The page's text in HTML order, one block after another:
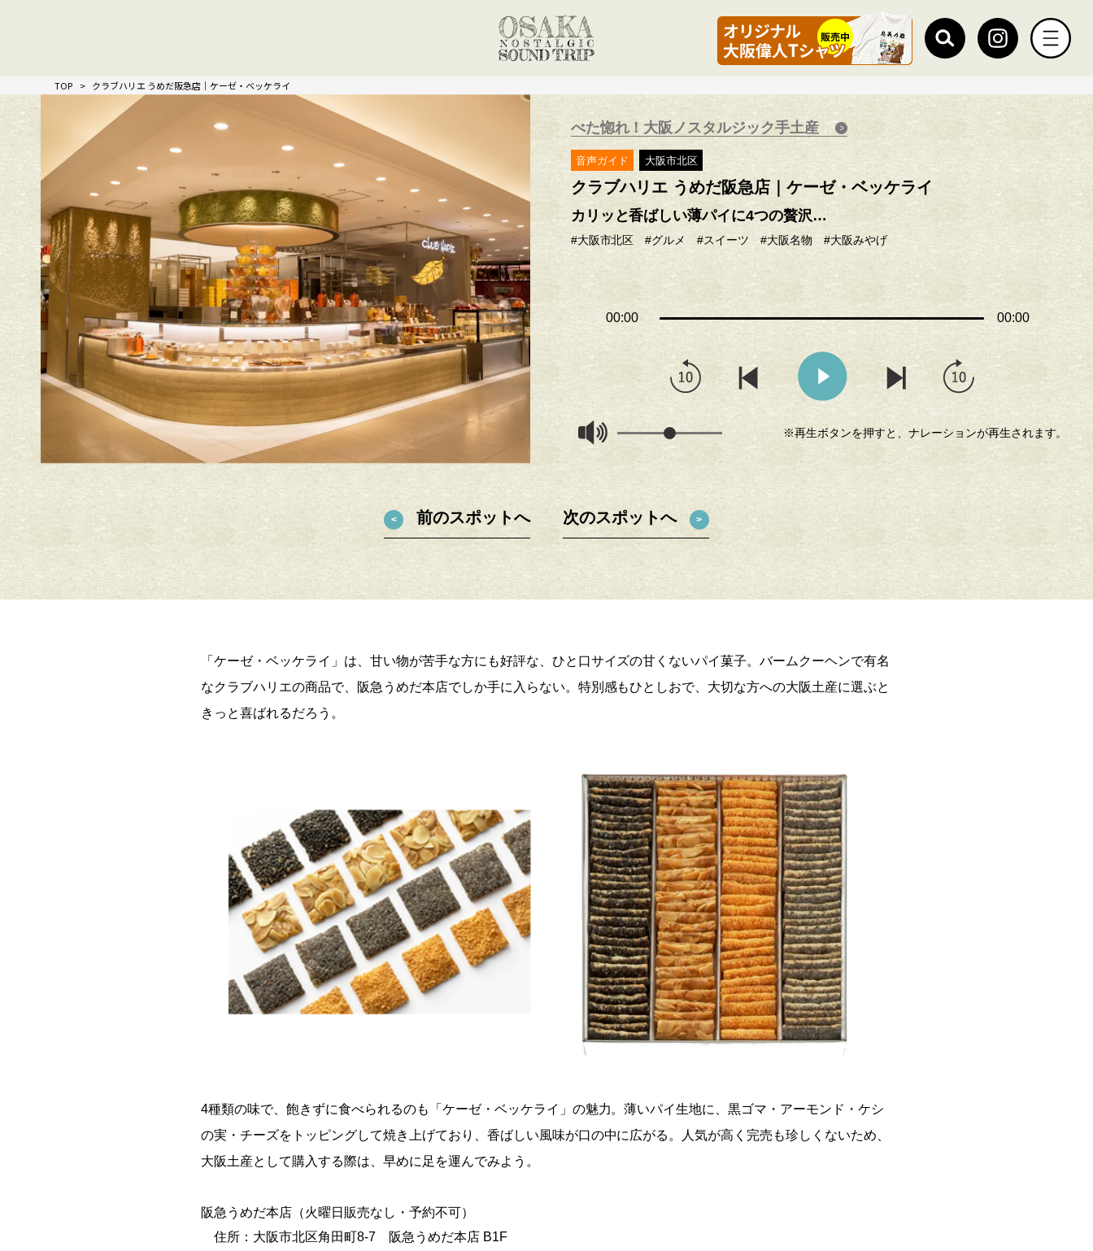
TOP クラブハリエ うめだ阪急店｜ケーゼ・ベッケライ
べた惚れ！大阪ノスタルジック手土産
音声ガイド 大阪市北区
クラブハリエ うめだ阪急店｜ケーゼ・ベッケライ
カリッと香ばしい薄パイに4つの贅沢…
#大阪市北区 #グルメ #スイーツ #大阪名物 #大阪みやげ
00:00 00:00
※再生ボタンを押すと、ナレーションが再生されます。
前のスポットへ 次のスポットへ
「ケーゼ・ベッケライ」は、甘い物が苦手な方にも好評な、ひと口サイズの甘くないパイ菓子。バームクーヘンで有名
なクラブハリエの商品で、阪急うめだ本店でしか手に入らない。特別感もひとしおで、大切な方への大阪土産に選ぶと
きっと喜ばれるだろう。
4種類の味で、飽きずに食べられるのも「ケーゼ・ベッケライ」の魅力。薄いパイ生地に、黒ゴマ・アーモンド・ケシ
の実・チーズをトッピングして焼き上げており、香ばしい風味が口の中に広がる。人気が高く完売も珍しくないため、
大阪土産として購入する際は、早めに足を運んでみよう。
阪急うめだ本店（火曜日販売なし・予約不可）
住所：大阪市北区角田町8-7 阪急うめだ本店 B1F